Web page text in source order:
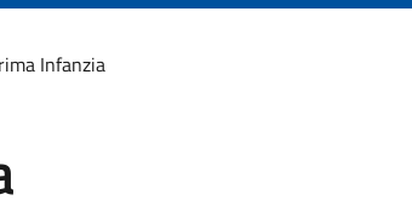
Infanzia